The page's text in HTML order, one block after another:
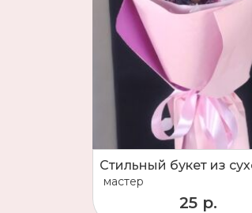
мастер
25 р.